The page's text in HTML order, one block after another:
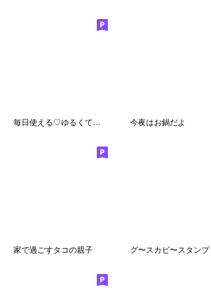
今夜はお鍋だよ
家で過ごすタコの親子 グ〜スカピ〜スタンプ